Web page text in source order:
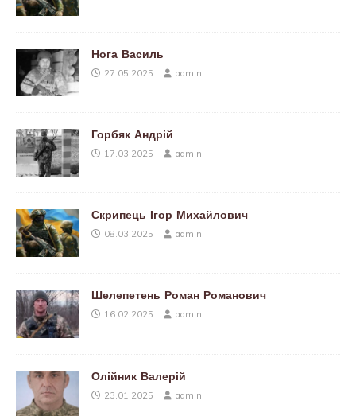
Нога Василь
27.05.2025 admin
Горбяк Андрій
17.03.2025 admin
Скрипець Ігор Михайлович
08.03.2025 admin
Шелепетень Роман Романович
16.02.2025 admin
Олійник Валерій
23.01.2025 admin